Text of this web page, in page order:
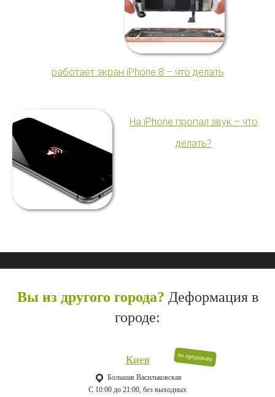
работает экран iPhone 8 – что делать
На iPhone пропал звук – что
делать?
Вы из другого города? Деформация в
городе:
по предзаказу
Киев
Большая Васильковская
C 10:00 до 21:00, без выходных